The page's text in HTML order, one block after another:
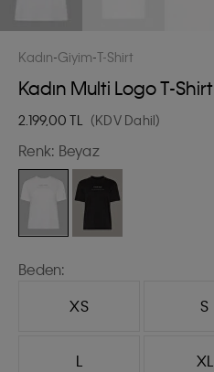
Kadın Giyim T-Shirt
Kadın Multi Logo T-Shirt
2.199,00 TL (KDV Dahil)
Renk: Beyaz
Beden:
XS
S
L XL